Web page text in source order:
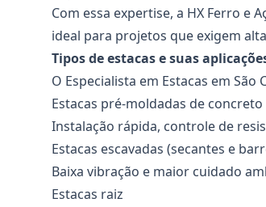
Com essa expertise, a HX Ferro e
ideal para projetos que exigem
Tipos de estacas e suas
O Especialista em Estacas em São
Estacas pré-moldadas de concreto
Instalação rápida, controle de
Estacas escavadas (secantes e
Baixa vibração e maior cuidado
Estacas raiz